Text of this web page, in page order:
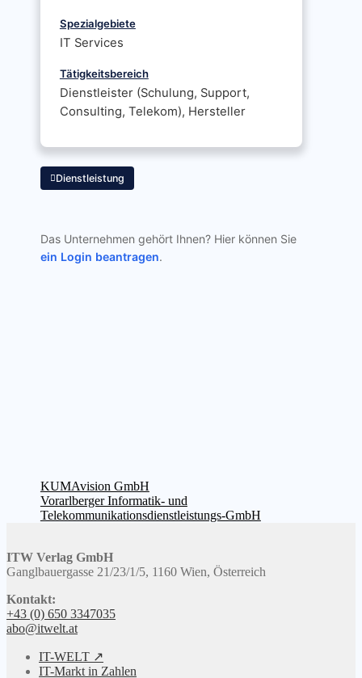
Spezialgebiete
IT Services
Tätigkeitsbereich
Dienstleister (Schulung, Support,
Consulting, Telekom), Hersteller
Dienstleistung
Das Unternehmen gehört Ihnen? Hier können Sie
ein Login beantragen.
Beitragsnavigation
Vorheriger
Beitrag:
KUMAvision GmbH
Nächster
Beitrag:
Vorarlberger Informatik- und
Telekommunikationsdienstleistungs-GmbH
ITW Verlag GmbH
Ganglbauergasse 21/23/1/5, 1160 Wien, Österreich
Kontakt:
+43 (0) 650 3347035
abo@itwelt.at
IT-WELT ↗
IT-Markt in Zahlen